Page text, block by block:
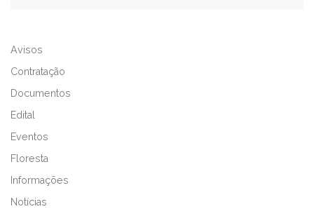
E
T
E
:
Avisos
Contratação
Documentos
Edital
Eventos
Floresta
Informações
Notícias